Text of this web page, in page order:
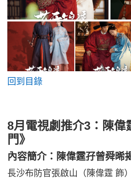
回到目錄
8月電視劇推介3：陳偉
門》
內容簡介：陳偉霆孖曾舜晞
長沙布防官張啟山（陳偉霆 飾